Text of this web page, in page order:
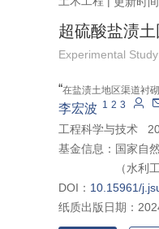
超硫酸盐渍
Experimental
“在盐渍土地区渠道衬
李宏波 1 2 3
工程科学与技术
基金信息： 国家自
（水利
DOI： 10.15961/
纸质出版日期：